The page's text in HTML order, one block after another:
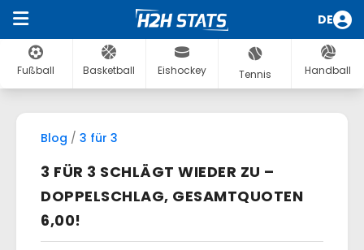
DE
Fußball Basketball Eishockey Tennis Handball
Blog / 3 für 3
3 FÜR 3 SCHLÄGT WIEDER ZU –
DOPPELSCHLAG, GESAMTQUOTEN
6,00!